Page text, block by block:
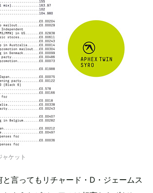
ケット
と言ってもリチャード・D・ジェームス